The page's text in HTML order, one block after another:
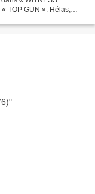
TOP GUN ». Hélas,